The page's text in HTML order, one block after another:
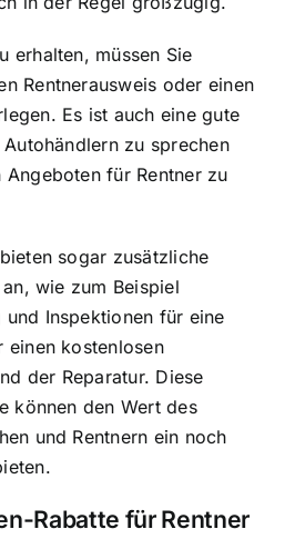
erhalten, müssen Sie
Rentnerausweis oder einen
Es ist auch eine gute
zu sprechen
für Rentner zu
sogar zusätzliche
wie zum Beispiel
und Inspektionen für eine
einen kostenlosen
der Reparatur. Diese
können den Wert des
und Rentnern ein noch
Rabatte für Rentner